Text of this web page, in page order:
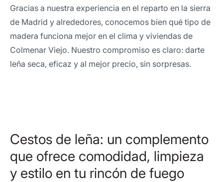
Gracias a nuestra experiencia en el reparto en la sierra
de Madrid y alrededores, conocemos bien qué tipo de
madera funciona mejor en el clima y viviendas de
Colmenar Viejo. Nuestro compromiso es claro: darte
leña seca, eficaz y al mejor precio, sin sorpresas.
Cestos de leña: un complemento
que ofrece comodidad, limpieza
y estilo en tu rincón de fuego